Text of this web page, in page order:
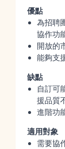
優點
為招聘
協作功
開放的
能夠支
缺點
自訂可
援品質
進階功
適用對象
需要協